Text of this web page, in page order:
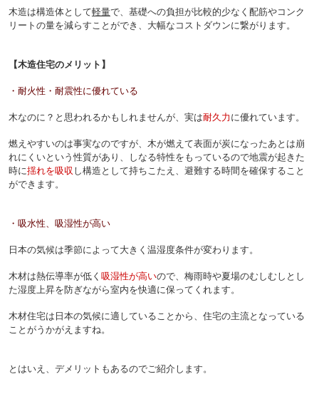
木造は構造体として軽量で、基礎への負担が比較的少なく 配筋やコンク
リートの量を減らすことができ、大幅なコストダウンに繋がります。
【木造住宅のメリット】
・耐火性・耐震性に優れている
木なのに？と思われるかもしれませんが、実は耐久力 に優れています。
燃えやすいのは事実なのですが、木が燃えて表面が炭になったあとは崩
れにくいという性質があり、
しなる特性をもっているので地震が起きた
時に揺れを吸収 し構造として持ちこたえ、避難する時間を確保すること
ができます。
・吸水性、吸湿性が高い
日本の気候は季節によって大きく温湿度条件が変わります。
木材は熱伝導率が低く 吸湿性が高いので、梅雨時や夏場のむしむしとし
た湿度上昇を防ぎながら室内を快適に保ってくれます。
木材住宅は日本の気候に適していることから、住宅の主流となっている
ことがうかがえますね。
とはいえ、デメリットもあるのでご紹介します。